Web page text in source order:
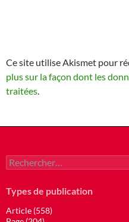
Ce site utilise Akismet pour
plus sur la façon dont les
traitées
Rechercher :
Types de publication
Article (558)